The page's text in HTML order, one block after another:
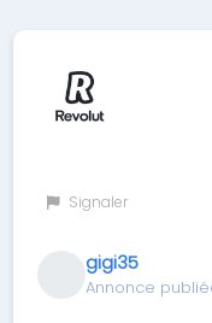
Signaler
gigi35
Annonce